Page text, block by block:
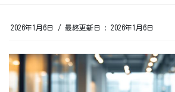
2026年1月6日 / 最終更新日 : 2026年1月6日